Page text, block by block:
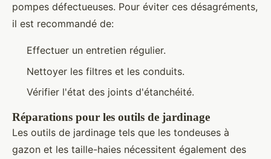
pompes défectueuses. Pour éviter ces désagréments,
il est recommandé de:
Effectuer un entretien régulier.
Nettoyer les filtres et les conduits.
Vérifier l'état des joints d'étanchéité.
Réparations pour les outils de jardinage
Les outils de jardinage tels que les tondeuses à
gazon et les taille-haies nécessitent également des